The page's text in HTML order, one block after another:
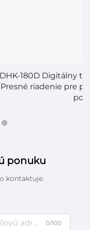
regulátor –
a obchodné
ponuku
kontaktuje.
0/100